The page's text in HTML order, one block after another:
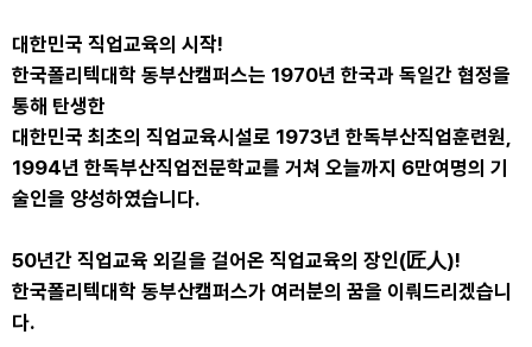
대한민국 직업교육의 시작!
한국폴리텍대학 동부산캠퍼스는 1970년 한국과 독일간 협정을
통해 탄생한
대한민국 최초의 직업교육시설로 1973년 한독부산직업훈련원,
1994년 한독부산직업전문학교를 거쳐 오늘까지 6만여명의 기
술인을 양성하였습니다.
50년간 직업교육 외길을 걸어온 직업교육의 장인(匠人)!
한국폴리텍대학 동부산캠퍼스가 여러분의 꿈을 이뤄드리겠습니
다.